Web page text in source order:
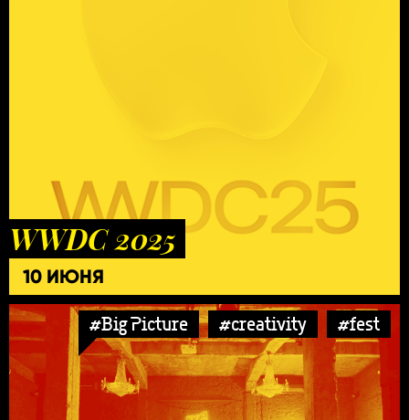
WWDC 2025
10 ИЮНЯ
#Big Picture #creativity #fest